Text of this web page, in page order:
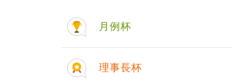
月例杯
理事長杯